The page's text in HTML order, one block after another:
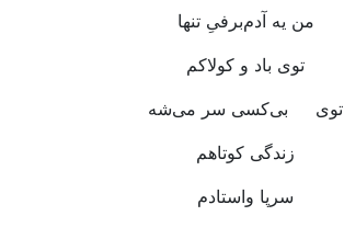
من یه آدم‌برفیِ تنها
توی باد و کولاکم
توی بی‌کسی سر می‌شه
زندگی کوتاهم
سرپا واستادم